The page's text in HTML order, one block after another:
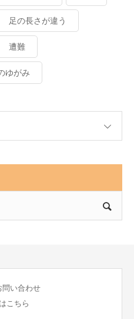
足の長さが違う
遭難
ゆがみ
問い合わせ
こちら